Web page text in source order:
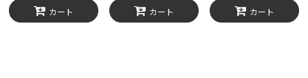
カート カート カート